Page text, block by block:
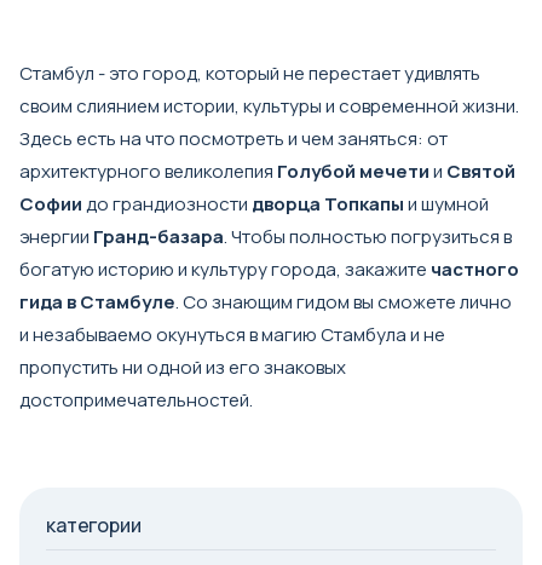
Стамбул - это город, который не перестает удивлять
своим слиянием истории, культуры и современной жизни.
Здесь есть на что посмотреть и чем заняться: от
архитектурного великолепия Голубой мечетии Святой
Софиидо грандиозности дворца Топкапыи шумной
энергии Гранд-базара. Чтобы полностью погрузиться в
богатую историю и культуру города, закажите частного
гида в Стамбуле. Со знающим гидом вы сможете лично
и незабываемо окунуться в магию Стамбула и не
пропустить ни одной из его знаковых
достопримечательностей.
категории